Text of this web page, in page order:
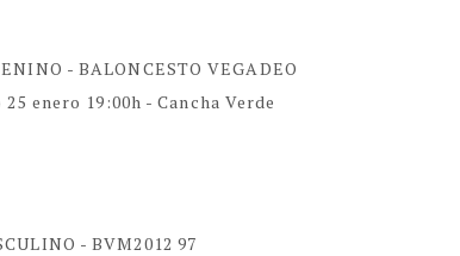
-BALONCESTO VEGADEO
25 enero 19:00h - Cancha Verde
-BVM2012 97